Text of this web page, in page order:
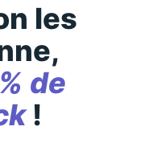
les
de
!